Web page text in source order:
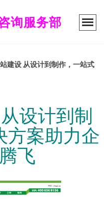
询服务部
建设 从设计到制作，一站式
设计到制
方案助力企
飞